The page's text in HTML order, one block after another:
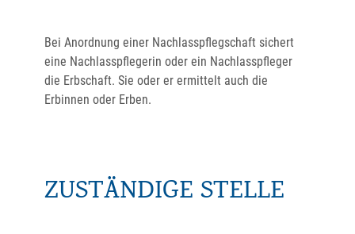
Bei Anordnung einer Nachlasspflegschaft sichert
eine Nachlasspflegerin oder ein Nachlasspfleger
die Erbschaft. Sie oder er ermittelt auch die
Erbinnen oder Erben.
ZUSTÄNDIGE STELLE